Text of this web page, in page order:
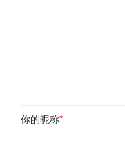
你的昵称*